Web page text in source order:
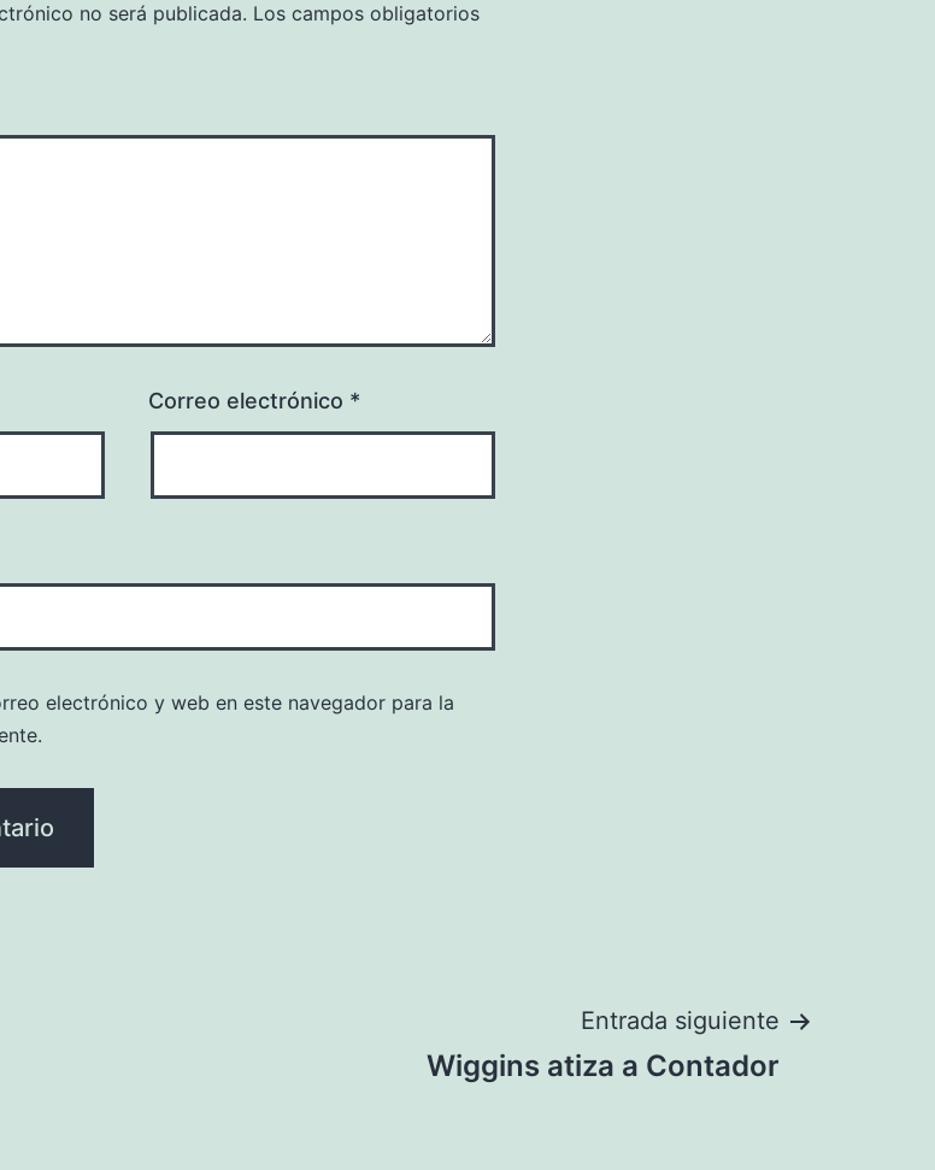
no será publicada. Los campos obligatorios
Correo electrónico *
electrónico y web en este navegador para la
Entrada siguiente
Wiggins atiza a Contador